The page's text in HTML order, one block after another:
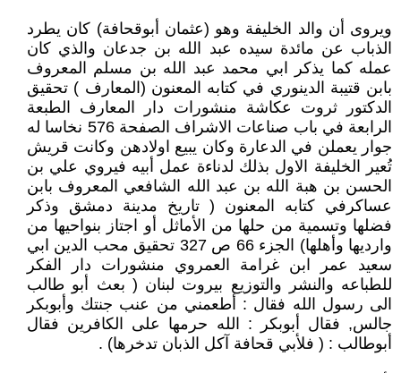
ويروى أن والد الخليفة وهو (عثمان أبوقحافة) كان يطرد
الذباب عن مائدة سيده عبد الله بن جدعان والذي كان
عمله كما يذكر ابي محمد عبد الله بن مسلم المعروف
بابن قتيبة الدينوري في كتابه المعنون (المعارف ) تحقيق
الدكتور ثروت عكاشة منشورات دار المعارف الطبعة
الرابعة في باب صناعات الاشراف الصفحة 576 نخاسا له
جوار يعملن في الدعارة وكان يبيع اولادهن وكانت قريش
تُعير الخليفة الاول بذلك لدناءة عمل أبيه فيروي علي بن
الحسن بن هبة الله بن عبد الله الشافعي المعروف بابن
عساكرفي كتابه المعنون ( تاريخ مدينة دمشق وذكر
فضلها وتسمية من حلها من الأماثل أو اجتاز بنواحيها من
وارديها وأهلها) الجزء 66 ص 327 تحقيق محب الدين ابي
سعيد عمر ابن غرامة العمروي منشورات دار الفكر
للطباعه والنشر والتوزيع بيروت لبنان ( بعث أبو طالب
الى رسول الله فقال : أطعمني من عنب جنتك وأبوبكر
جالس, فقال أبوبكر : الله حرمها على الكافرين فقال
أبوطالب : ( فلأبي قحافة آكل الذبان تدخرها) .